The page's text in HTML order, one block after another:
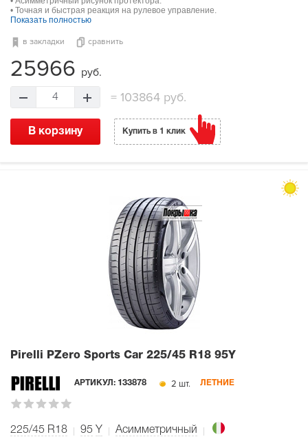
• Точная и быстрая реакция на рулевое управление.
Показать полностью
в закладки сравнить
25966 руб.
4 =103864 руб.
В корзину Купить в 1 клик
Pirelli PZero Sports Car 225/45 R18 95Y
АРТИКУЛ: 133878 2 шт. ЛЕТНИЕ
225/45 R18 95 Y Асимметричный